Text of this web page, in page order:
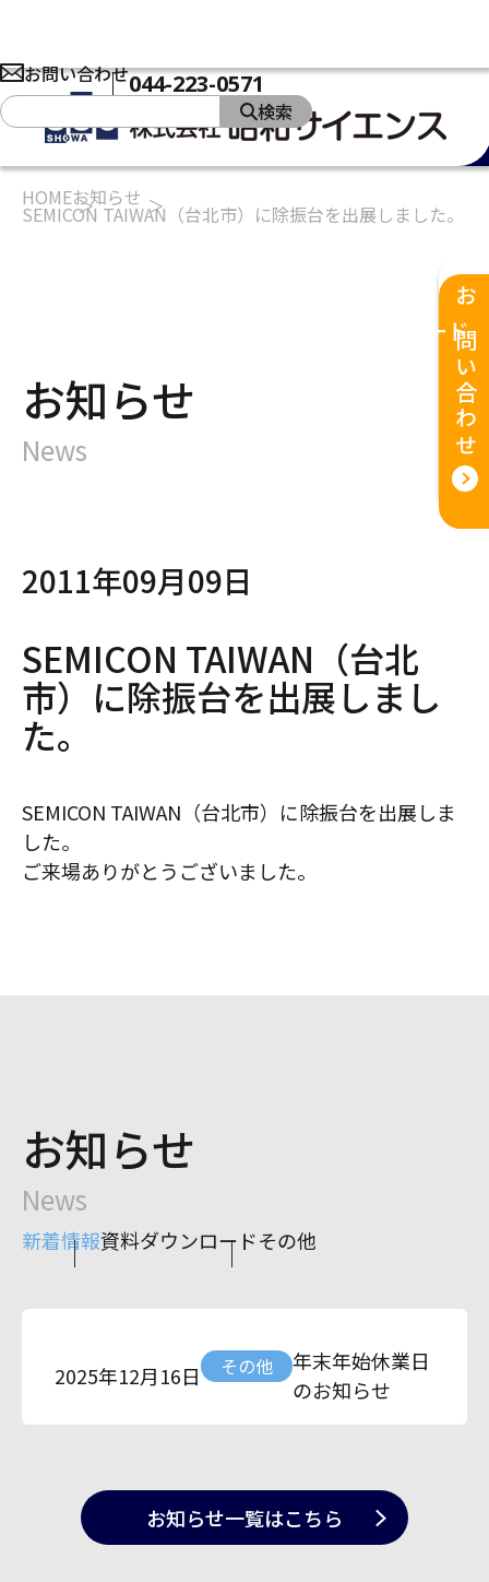
お問い合わせ044-223-0571
検索
製品 ソリューション 私たちの強み
ダウンロード
HOMEお知らせ
SEMICON TAIWAN（台北市）に除振台を出展しました。
お知らせ
News
2011年09月09日
SEMICON TAIWAN（台北
市）に除振台を出展しまし
た。
SEMICON TAIWAN（台北市）に除振台を出展しま
した。
ご来場ありがとうございました。
お知らせ
News
新着情報資料ダウンロードその他
2025年12月16日 その他
年末年始休業日
のお知らせ
お知らせ一覧はこちら
お問い合わせ